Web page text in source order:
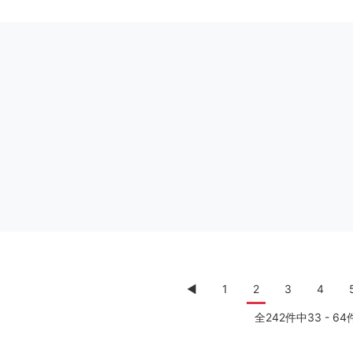
◀︎ 1 2 3 4
全242件中33 - 64